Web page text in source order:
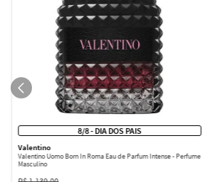
8/8 - DIA DOS PAIS
Valentino
Valentino Uomo Born In Roma Eau de Parfum Intense - Perfume
Masculino